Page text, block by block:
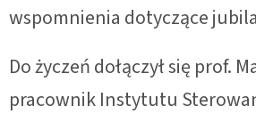
wspomnienia dotyczące
Do życzeń dołączył się
pracownik Instytutu